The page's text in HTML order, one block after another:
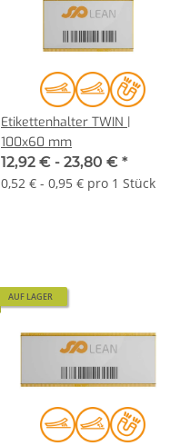
Etikettenhalter TWIN |
100x60 mm
12,92 € - 23,80 € *
0,52 € - 0,95 € pro 1 Stück
AUF LAGER